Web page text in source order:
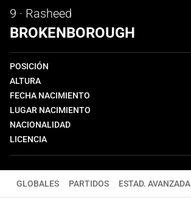
9 · Rasheed
BROKENBOROUGH
POSICIÓN
ALTURA
FECHA NACIMIENTO
LUGAR NACIMIENTO
NACIONALIDAD
LICENCIA
GLOBALES PARTIDOS ESTAD. AVANZADA